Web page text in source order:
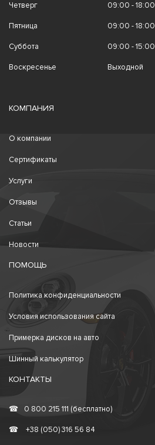
Четверг 09:00 - 18:00
Пятница 09:00 - 18:00
Суббота 09:00 - 15:00
Воскресенье Выходной
КОМПАНИЯ
О компании
Сертификаты
Услуги
Отзывы
Статьи
Новости
ПОМОЩЬ
Политика конфиденциальности
Условия использования сайта
Примерка дисков на авто
Шинный калькулятор
КОНТАКТЫ
☎ 0 800 215 111 (бесплатно)
☎ +38 (050) 316 56 84